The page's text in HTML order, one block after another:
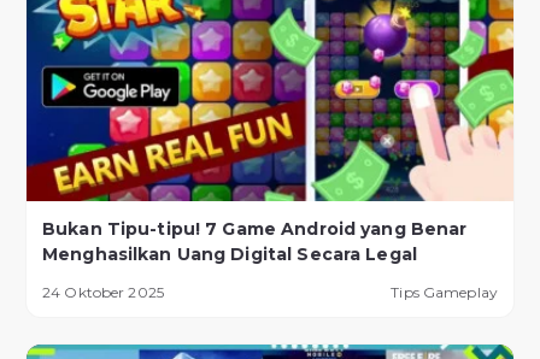
Bukan Tipu-tipu! 7 Game Android yang Benar
Menghasilkan Uang Digital Secara Legal
24 Oktober 2025 Tips Gameplay